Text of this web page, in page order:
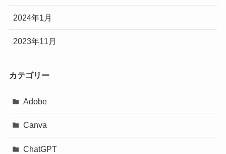
2024年1月
2023年11月
カテゴリー
Adobe
Canva
ChatGPT